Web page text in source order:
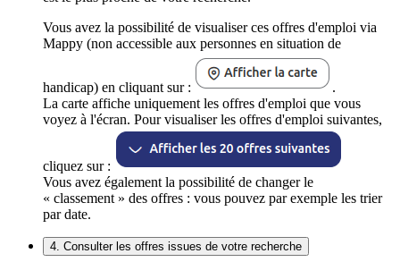
Vous avez la possibilité de visualiser ces offres d'emploi via
Mappy (non accessible aux personnes en situation de
handicap) en cliquant sur :
.
La carte affiche uniquement les offres d'emploi que vous
voyez à l'écran. Pour visualiser les offres d'emploi suivantes,
cliquez sur :
Vous avez également la possibilité de changer le
« classement » des offres : vous pouvez par exemple les trier
par date.
4. Consulter les offres issues de votre recherche